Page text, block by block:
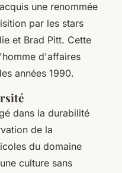
une renommée
par les stars
et Brad Pitt. Cette
d'affaires
années 1990.
dans la durabilité
de la
du domaine
culture sans